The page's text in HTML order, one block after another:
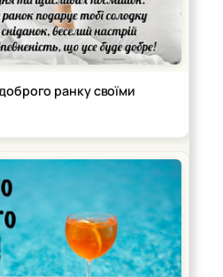
ранку своїми